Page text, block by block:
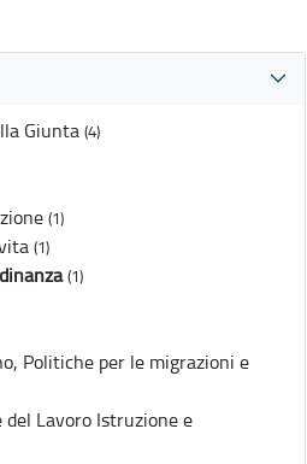
Giunta (4)
(1)
(1)
(1)
Politiche per le migrazioni e
Lavoro Istruzione e